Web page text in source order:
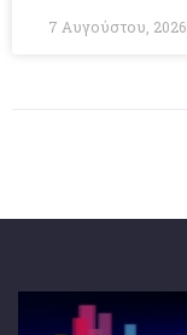
7 Αυγούστου, 2026